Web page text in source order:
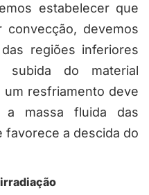
estabelecer que
devemos
regiões inferiores
subida do material
um resfriamento deve
a massa fluida das
favorece a descida do